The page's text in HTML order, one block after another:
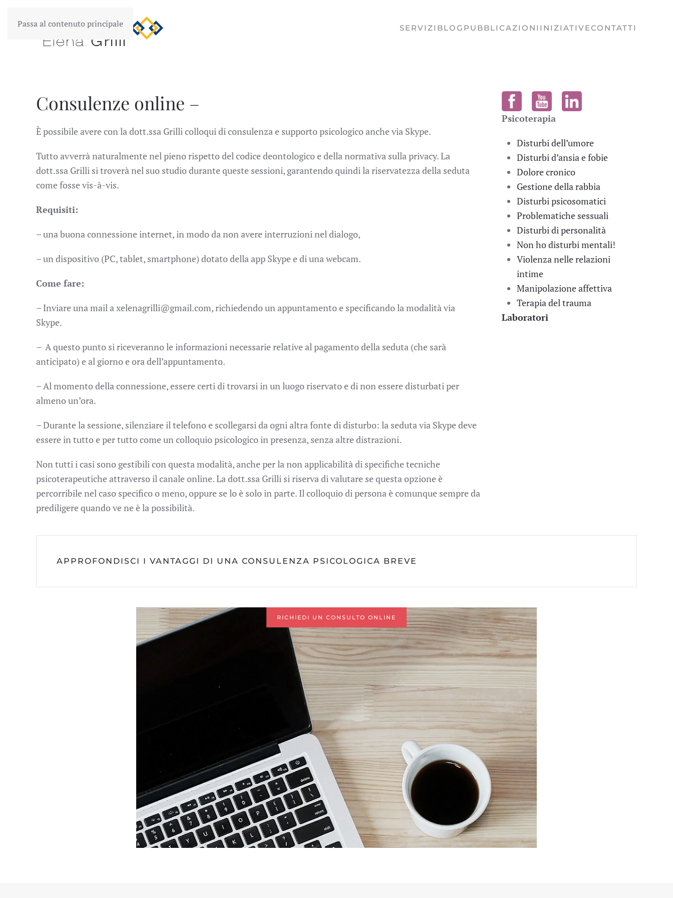
Passa al contenuto principale SERVIZI BLOG PUBBLICAZIONI INIZIATIVECONTATTI
Consulenze online –
È possibile avere con la dott.ssa Grilli colloqui di consulenza e supporto psicologico anche via Skype.
Tutto avverrà naturalmente nel pieno rispetto del codice deontologico e della normativa sulla privacy. La
dott.ssa Grilli si troverà nel suo studio durante queste sessioni, garantendo quindi la riservatezza della seduta
come fosse vis-à-vis.
Requisiti:
– una buona connessione internet, in modo da non avere interruzioni nel dialogo,
– un dispositivo (PC, tablet, smartphone) dotato della app Skype e di una webcam.
Come fare:
– Inviare una mail a xelenagrilli@gmail.com, richiedendo un appuntamento e specificando la modalità via
Skype.
– A questo punto si riceveranno le informazioni necessarie relative al pagamento della seduta (che sarà
anticipato) e al giorno e ora dell’appuntamento.
– Al momento della connessione, essere certi di trovarsi in un luogo riservato e di non essere disturbati per
almeno un’ora.
– Durante la sessione, silenziare il telefono e scollegarsi da ogni altra fonte di disturbo: la seduta via Skype deve
essere in tutto e per tutto come un colloquio psicologico in presenza, senza altre distrazioni.
Non tutti i casi sono gestibili con questa modalità, anche per la non applicabilità di specifiche tecniche
psicoterapeutiche attraverso il canale online. La dott.ssa Grilli si riserva di valutare se questa opzione è
percorribile nel caso specifico o meno, oppure se lo è solo in parte. Il colloquio di persona è comunque sempre da
prediligere quando ve ne è la possibilità.
Psicoterapia
Disturbi dell’umore
Disturbi d’ansia e fobie
Dolore cronico
Gestione della rabbia
Disturbi psicosomatici
Problematiche sessuali
Disturbi di personalità
Non ho disturbi mentali!
Violenza nelle relazioni
intime
Manipolazione affettiva
Terapia del trauma
Laboratori
APPROFONDISCI I VANTAGGI DI UNA CONSULENZA PSICOLOGICA BREVE
RICHIEDI UN CONSULTO ONLINE